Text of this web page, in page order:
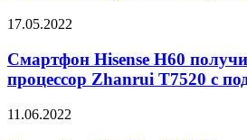
Россию
параллельному
импорту
Смартфон
H60
получит
китайский
Zhanrui
17.05.2022
Смартфон Hisense H60
процессор Zhanrui T7520 с
Смартфон
11.06.2022